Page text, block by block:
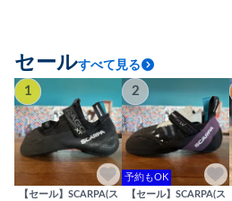
セールすべて見る
1
【セール】SCARPA(ス
2
予約もOK
【セール】SCARPA(ス